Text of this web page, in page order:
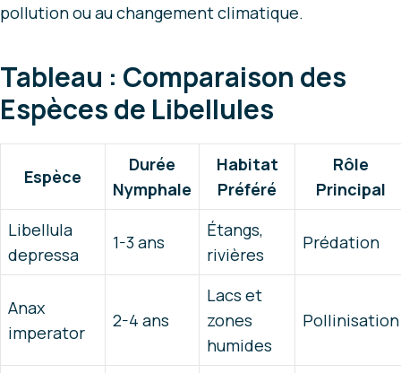
pollution ou au changement climatique.
Tableau : Comparaison des
Espèces de Libellules
Espèce
Durée
Nymphale
Habitat
Préféré
Rôle
Principal
Libellula
depressa
1-3 ans
Étangs,
rivières
Prédation
Anax
imperator
2-4 ans
Lacs et
zones
humides
Pollinisation